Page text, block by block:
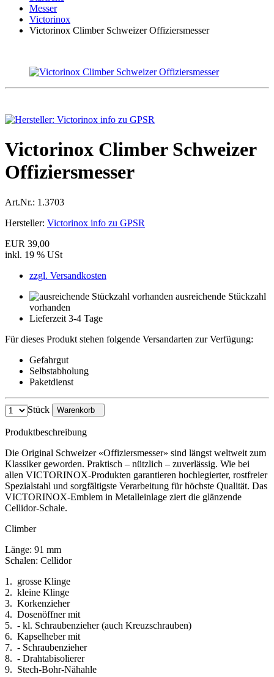
Messer
Victorinox
Victorinox Climber Schweizer Offiziersmesser
Victorinox Climber Schweizer
Offiziersmesser
Art.Nr.: 1.3703
Hersteller: Victorinox info zu GPSR
EUR 39,00
inkl. 19 % USt
zzgl. Versandkosten
ausreichende Stückzahl
vorhanden
Lieferzeit 3-4 Tage
Für dieses Produkt stehen folgende Versandarten zur Verfügung:
Gefahrgut
Selbstabholung
Paketdienst
Stück Warenkorb
Produktbeschreibung
Die Original Schweizer «Offiziersmesser» sind längst weltweit zum
Klassiker geworden. Praktisch – nützlich – zuverlässig. Wie bei
allen VICTORINOX-Produkten garantieren hochlegierter, rostfreier
Spezialstahl und sorgfältigste Verarbeitung für höchste Qualität. Das
VICTORINOX-Emblem in Metalleinlage ziert die glänzende
Cellidor-Schale.
Climber
Länge: 91 mm
Schalen: Cellidor
1. grosse Klinge
2. kleine Klinge
3. Korkenzieher
4. Dosenöffner mit
5. - kl. Schraubenzieher (auch Kreuzschrauben)
6. Kapselheber mit
7. - Schraubenzieher
8. - Drahtabisolierer
9. Stech-Bohr-Nähahle